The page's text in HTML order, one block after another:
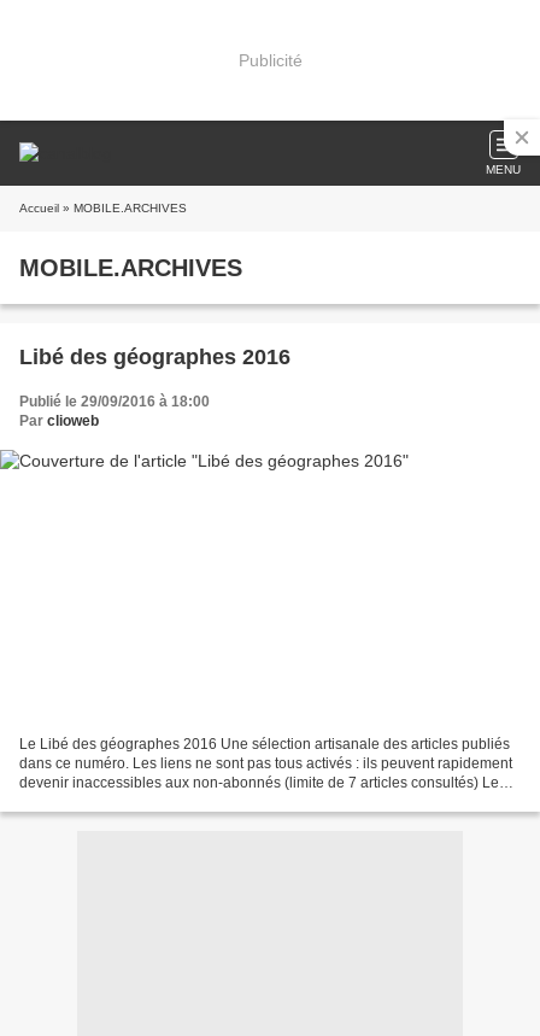
Publicité
MENU
Accueil » MOBILE.ARCHIVES
MOBILE.ARCHIVES
Libé des géographes 2016
Publié le 29/09/2016 à 18:00
Par clioweb
Le Libé des géographes 2016 Une sélection artisanale des articles publiés
dans ce numéro. Les liens ne sont pas tous activés : ils peuvent rapidement
devenir inaccessibles aux non-abonnés (limite de 7 articles consultés) Le